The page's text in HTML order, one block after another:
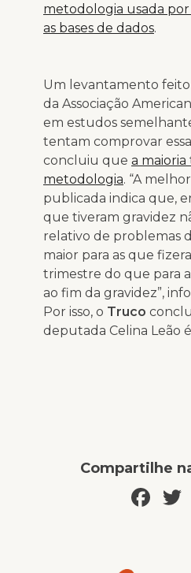
metodologia usada
as bases de dados.
Um levantamento
da Associação
em estudos
tentam comprovar
concluiu que a
metodologia. “A
publicada indica que,
que tiveram gravidez
relativo de problemas
maior para as que
trimestre do que para
ao fim da gravidez”,
Por isso, o Truco
deputada Celina Leão
Compartilhe